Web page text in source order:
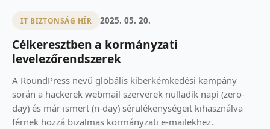
IT BIZTONSÁG HÍR 2025. 05. 20.
Célkeresztben a kormányzati
levelezőrendszerek
A RoundPress nevű globális kiberkémkedési kampány
során a hackerek webmail szerverek nulladik napi (zero-
day) és már ismert (n-day) sérülékenységeit kihasználva
férnek hozzá bizalmas kormányzati e-mailekhez.